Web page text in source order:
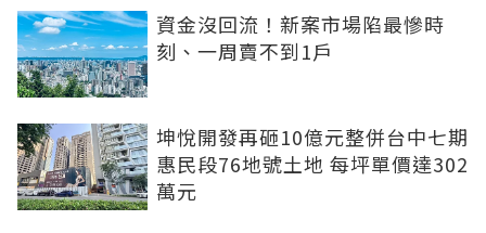
資金沒回流！新案市場陷最慘時
刻、一周賣不到1戶
坤悅開發再砸10億元整併台中七期
惠民段76地號土地 每坪單價達302
萬元